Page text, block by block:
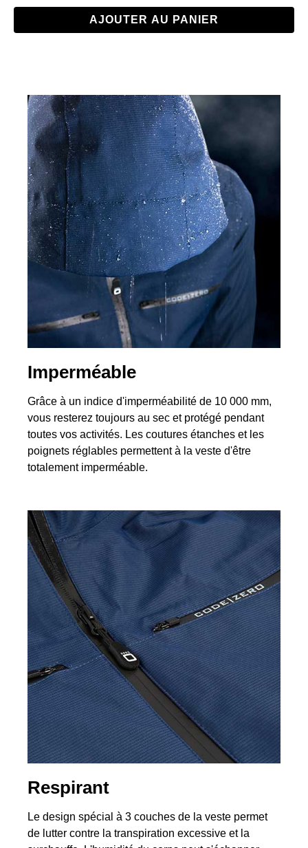
AJOUTER AU PANIER
Imperméable
Grâce à un indice d'imperméabilité de 10 000 mm,
vous resterez toujours au sec et protégé pendant
toutes vos activités. Les coutures étanches et les
poignets réglables permettent à la veste d'être
totalement imperméable.
Respirant
Le design spécial à 3 couches de la veste permet
de lutter contre la transpiration excessive et la